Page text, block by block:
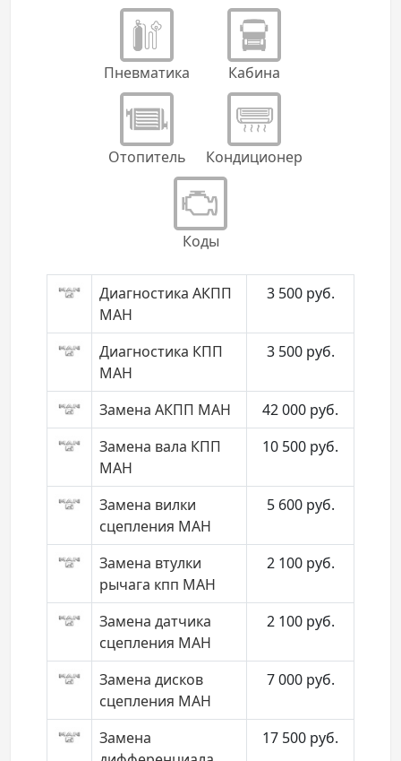
Пневматика Кабина
Отопитель Кондиционер
Коды
Диагностика АКПП
МАН
3 500 руб.
Диагностика КПП
МАН
3 500 руб.
Замена АКПП МАН 42 000 руб.
Замена вала КПП
МАН
10 500 руб.
Замена вилки
сцепления МАН
5 600 руб.
Замена втулки
рычага кпп МАН
2 100 руб.
Замена датчика
сцепления МАН
2 100 руб.
Замена дисков
сцепления МАН
7 000 руб.
Замена
17 500 руб.